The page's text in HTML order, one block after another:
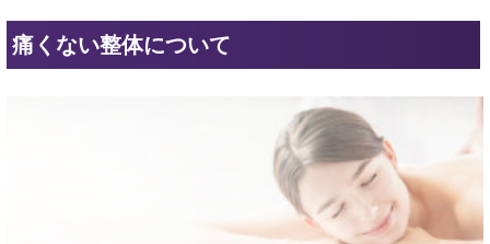
痛くない整体について